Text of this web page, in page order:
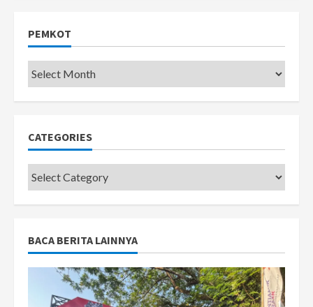
PEMKOT
Pemkot
CATEGORIES
Categories
BACA BERITA LAINNYA